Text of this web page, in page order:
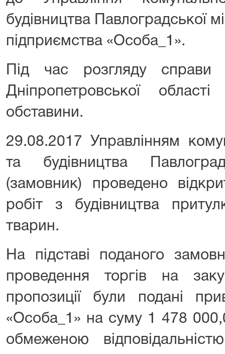
будівництва Павлоградської
підприємства «Особа_1».
Під час розгляду справи
Дніпропетровської області
обставини.
29.08.2017 Управлінням
та будівництва
(замовник) проведено
робіт з будівництва
тварин.
На підставі поданого
проведення торгів на
пропозиції були подані
«Особа_1» на суму 1 478
обмеженою